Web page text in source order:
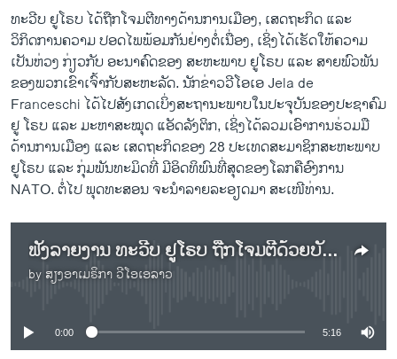
ສຽງ
ລາຍການກະຈາຍສຽງ
ລາຍງານ
ຕິດຕາມພວກເຮົາ ທີ່
ພາສາຕ່າງໆ
ທະວີບ ຢູໂຣບ ໄດ້ຖືກໂຈມຕີທາງດ້ານການເມືອງ, ເສດຖະກິດ ແລະ
ວິກິດການຄວາມ ປອດໄພພ້ອມກັນຢ່າງຕໍ່ເນື່ອງ, ເຊິ່ງໄດ້ເຮັດໃຫ້ຄວາມ
ເປັນຫ່ວງ ກ່ຽວກັບ ອະນາຄົດຂອງ ສະຫະພາບ ຢູໂຣບ ແລະ ສາຍພົວພັນ
ຂອງພວກ​ເຂົາ​ເຈົ້າກັບ​ສະຫະລັດ. ນັກຂ່າວວີໂອເອ Jela de
Franceschi ໄດ້ໄປສັງເກດເບິ່ງສະຖານະພາບໃນປະຈຸບັນຂອງປະຊາຄົມ
ຢູ ໂຣບ ແລະ ມະຫາສະໝຸດ ແອັດລັງຕິກ, ເຊິ່ງໄດ້ລວມເອົາການຮ່ວມມື
ດ້ານການເມືອງ ແລະ ເສດຖະກິດຂອງ 28 ປະເທດສະມາຊິກສະຫະພາບ
ຢູໂຣບ ແລະ ກຸ່ມພັນທະມິດທີ່ ມີອິດ​ທິພົນທີ່ສຸດຂອງໂລກຄືອົງການ
NATO. ຕໍ່ໄປ ພຸດທະສອນ ຈະນຳລາຍລະອຽດມາ ສະເໜີທ່ານ.
ຟັງລາຍງານ ທະວີບ ຢູໂຣບ ຖືກໂຈມຕີດ້ວຍບັນຫາ ການເມືອງ, ເສດຖະກິດ ແລະ ຄວາມປອດໄພ
by ສຽງອາເມຣິກາ ວີໂອເອລາວ
No media source currently available
0:00 5:16